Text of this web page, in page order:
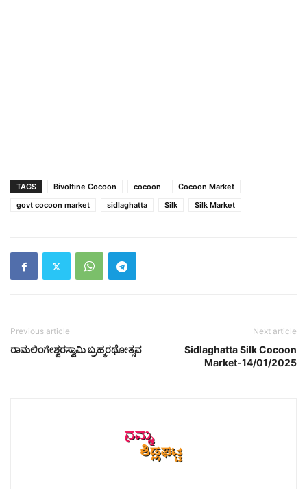
TAGS Bivoltine Cocoon cocoon
Cocoon Market
govt cocoon market
sidlaghatta Silk Silk Market
Previous article
ರಾಮಲಿಂಗೇಶ್ವರಸ್ವಾಮಿ ಬ್ರಹ್ಮರಥೋತ್ಸವ
Next article
Sidlaghatta Silk Cocoon
Market-14/01/2025